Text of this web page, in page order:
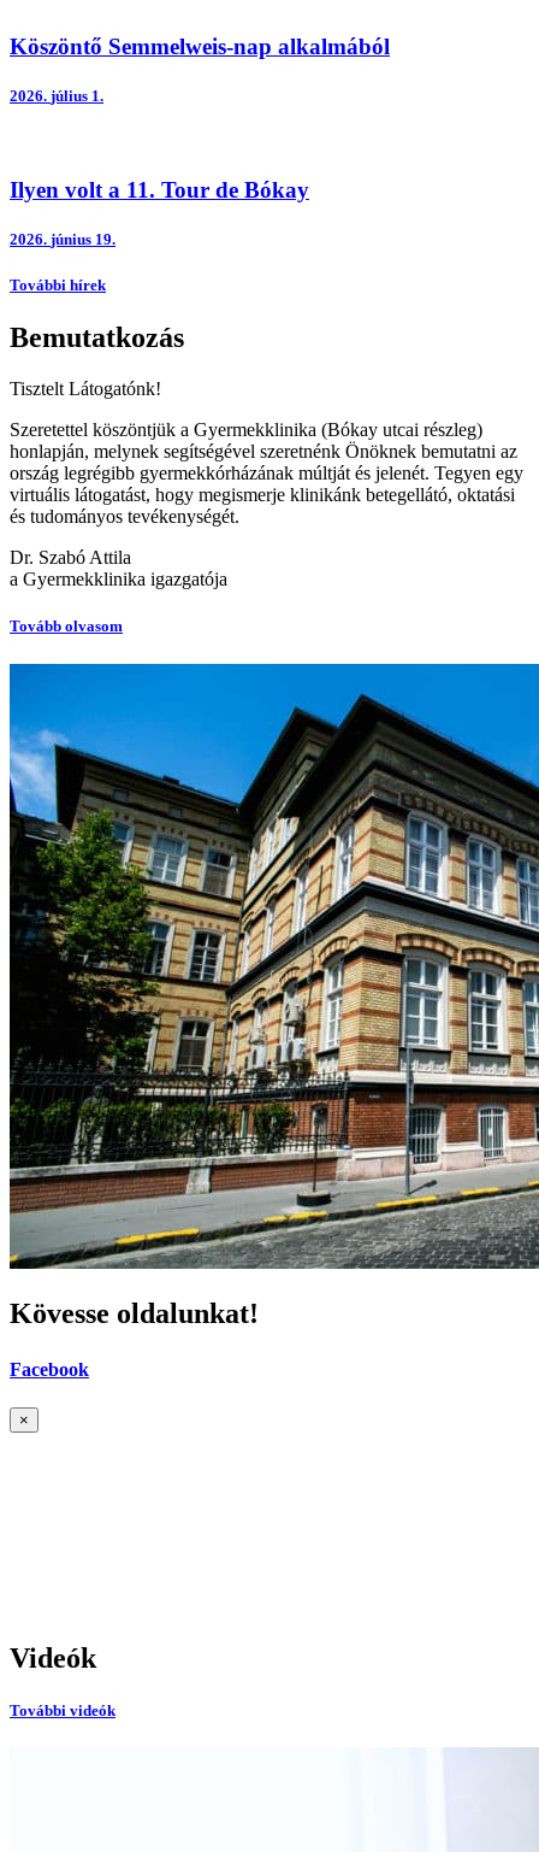
Köszöntő Semmelweis-nap alkalmából
2026. július 1.
Ilyen volt a 11. Tour de Bókay
2026. június 19.
További hírek
Bemutatkozás
Tisztelt Látogatónk!
Szeretettel köszöntjük a Gyermekklinika (Bókay utcai részleg)
honlapján, melynek segítségével szeretnénk Önöknek bemutatni az
ország legrégibb gyermekkórházának múltját és jelenét. Tegyen egy
virtuális látogatást, hogy megismerje klinikánk betegellátó, oktatási
és tudományos tevékenységét.
Dr. Szabó Attila
a Gyermekklinika igazgatója
Tovább olvasom
Kövesse oldalunkat!
Facebook
×
Videók
További videók